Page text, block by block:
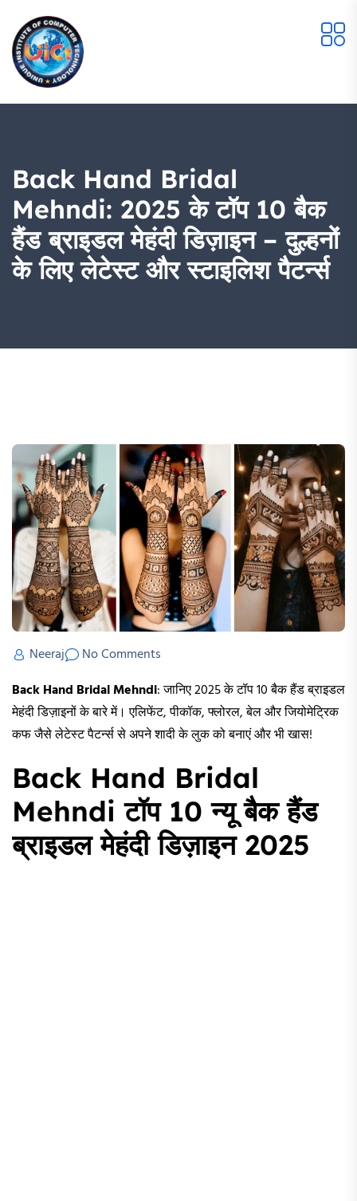
Back Hand Bridal
Mehndi: 2025 के टॉप 10 बैक
हैंड ब्राइडल मेहंदी डिज़ाइन – दुल्हनों
के लिए लेटेस्ट और स्टाइलिश पैटर्न्स
Neeraj
No Comments
Back Hand Bridal Mehndi: जानिए 2025 के टॉप 10 बैक हैंड ब्राइडल
मेहंदी डिज़ाइनों के बारे में। एलिफेंट, पीकॉक, फ्लोरल, बेल और जियोमेट्रिक
कफ जैसे लेटेस्ट पैटर्न्स से अपने शादी के लुक को बनाएं और भी खास!
Back Hand Bridal
Mehndi टॉप 10 न्यू बैक हैंड
ब्राइडल मेहंदी डिज़ाइन 2025